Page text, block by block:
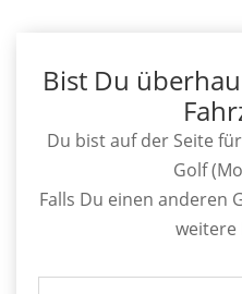
Bist Du
Du bist auf der Seite für
Golf
Falls Du einen anderen
weitere